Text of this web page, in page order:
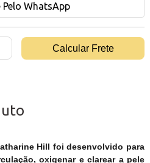
Pelo WhatsApp
Hill foi desenvolvido para
oxigenar e clarear a pele